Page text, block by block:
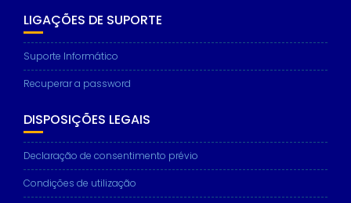
LIGAÇÕES DE SUPORTE
Suporte Informático
Recuperar a password
DISPOSIÇÕES LEGAIS
Declaração de consentimento prévio
Condições de utilização